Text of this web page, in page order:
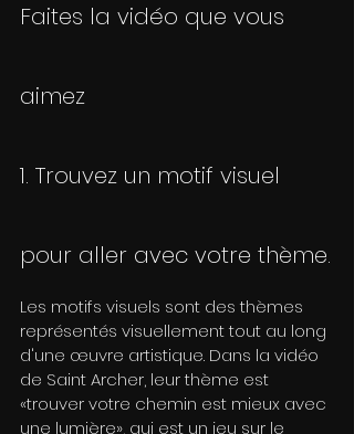
Faites la vidéo que vous
aimez
1. Trouvez un motif visuel
pour aller avec votre thème.
Les motifs visuels sont des thèmes
représentés visuellement tout au long
d'une œuvre artistique. Dans la vidéo
de Saint Archer, leur thème est
«trouver votre chemin est mieux avec
une lumière», qui est un jeu sur le